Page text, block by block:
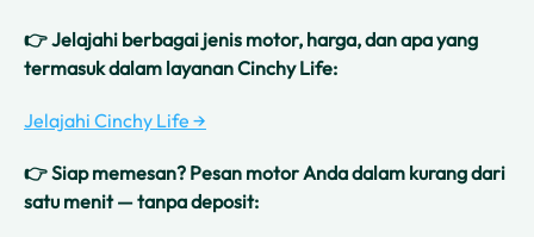
👉 Jelajahi berbagai jenis motor, harga, dan apa yang
termasuk dalam layanan Cinchy Life:
Jelajahi Cinchy Life →
👉 Siap memesan? Pesan motor Anda dalam kurang dari
satu menit — tanpa deposit: